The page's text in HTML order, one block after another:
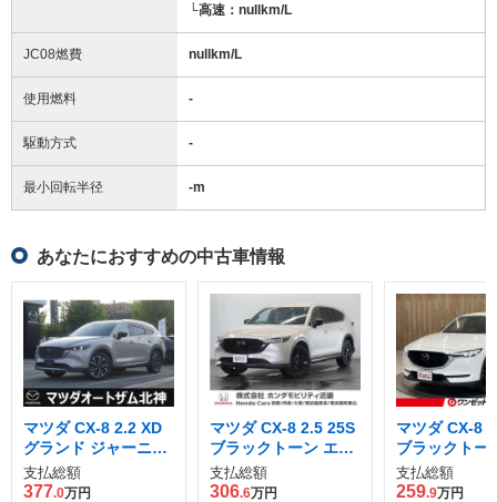
└高速：nullkm/L
JC08燃費 nullkm/L
使用燃料 -
駆動方式 -
最小回転半径 -m
あなたにおすすめの中古車情報
マツダ CX-8 2.2 XD
グランド ジャーニー
ディーゼルターボ 4
WD
支払総額
377.0万円
マツダ CX-8 2.5 25S
ブラックトーン エデ
ィション
支払総額
306.6万円
マツダ CX-8
ブラックトー
ィション
支払総額
259.9万円